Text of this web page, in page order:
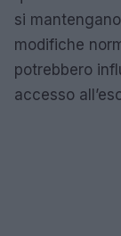
si
modifiche
potrebbero
accesso